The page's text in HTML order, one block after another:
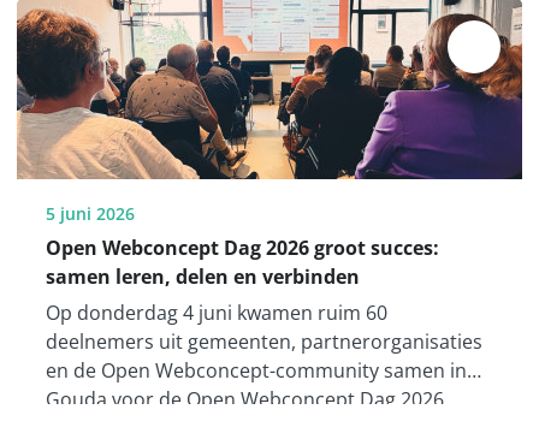
5 juni 2026
Open Webconcept Dag 2026 groot succes:
samen leren, delen en verbinden
Op donderdag 4 juni kwamen ruim 60
deelnemers uit gemeenten, partnerorganisaties
en de Open Webconcept-community samen in
Gouda voor de Open Webconcept Dag 2026.